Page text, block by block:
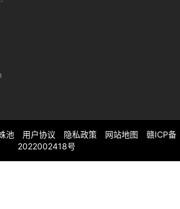
池 用户协议 隐私政策 网站地图
赣ICP备
2022002418号